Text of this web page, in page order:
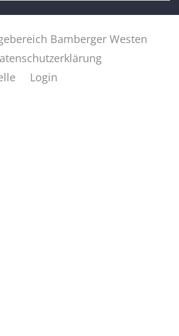
Bamberger Westen
Login